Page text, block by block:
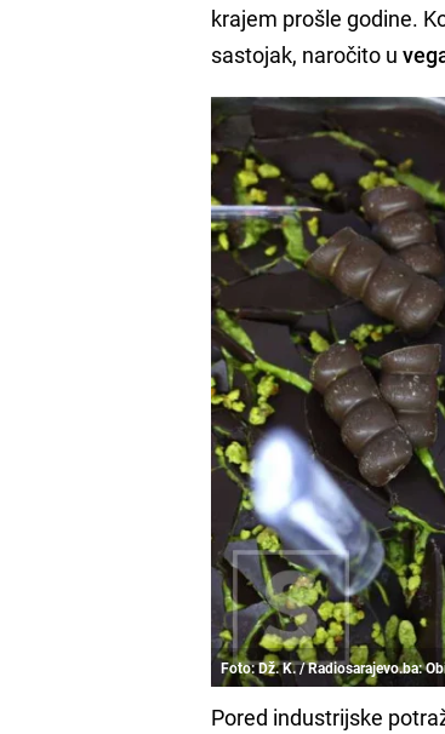
krajem prošle godine.
sastojak, naročito u
Foto: Dž. K. / Radiosarajevo.ba:
Pored industrijske